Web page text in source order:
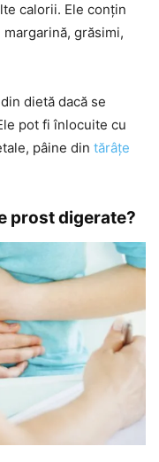
calorii. Ele conțin
grăsimi,
dietă dacă se
pot fi înlocuite cu
pâine din tărâțe
prost digerate?